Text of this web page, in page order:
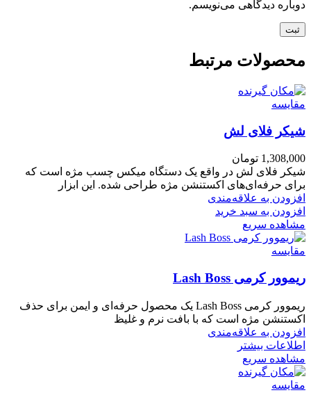
دوباره دیدگاهی می‌نویسم.
محصولات مرتبط
مقایسه
شیکر فلای لش
1,308,000 تومان
شیکر فلای لش در واقع یک دستگاه میکس چسب مژه است که
برای حرفه‌ای‌های اکستنشن مژه طراحی شده. این ابزار
افزودن به علاقه‌مندی
افزودن به سبد خرید
مشاهده سریع
مقایسه
ریموور کرمی Lash Boss
ریموور کرمی Lash Boss یک محصول حرفه‌ای و ایمن برای حذف
اکستنشن مژه است که با بافت نرم و غلیظ
افزودن به علاقه‌مندی
اطلاعات بیشتر
مشاهده سریع
مقایسه